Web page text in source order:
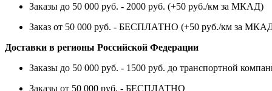
Заказы до 50 000 руб. - 2000 руб. (+50 руб./км за МКАД)
Заказ от 50 000 руб. - БЕСПЛАТНО (+50 руб./км за
Доставки в регионы Российской Федерации
Заказы до 50 000 руб. - 1500 руб. до транспортной
Заказы от 50 000 руб. - БЕСПЛАТНО